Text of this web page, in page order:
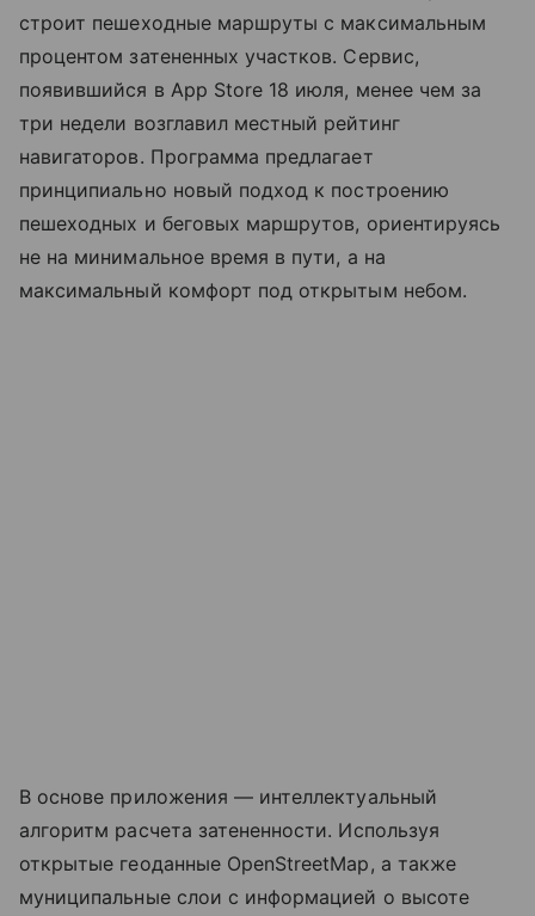
строит пешеходные маршруты с максимальным
процентом затененных участков. Сервис,
появившийся в App Store 18 июля, менее чем за
три недели возглавил местный рейтинг
навигаторов. Программа предлагает
принципиально новый подход к построению
пешеходных и беговых маршрутов, ориентируясь
не на минимальное время в пути, а на
максимальный комфорт под открытым небом.
В основе приложения — интеллектуальный
алгоритм расчета затененности. Используя
открытые геоданные OpenStreetMap, а также
муниципальные слои с информацией о высоте